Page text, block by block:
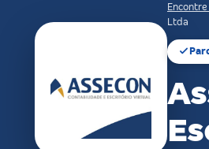
Ltda